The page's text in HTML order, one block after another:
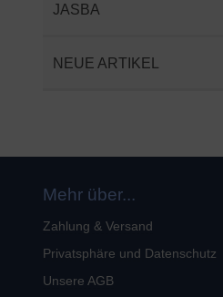
JASBA
NEUE ARTIKEL
Mehr über...
Zahlung & Versand
Privatsphäre und Datenschutz
Unsere AGB